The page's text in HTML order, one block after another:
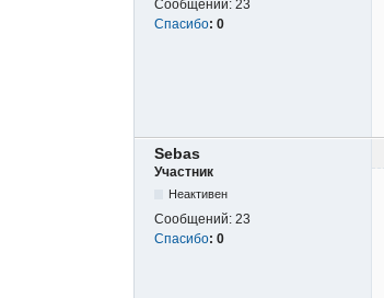
Сообщений: 23
Спасибо: 0
Sebas
Участник
Неактивен
Сообщений: 23
Спасибо: 0